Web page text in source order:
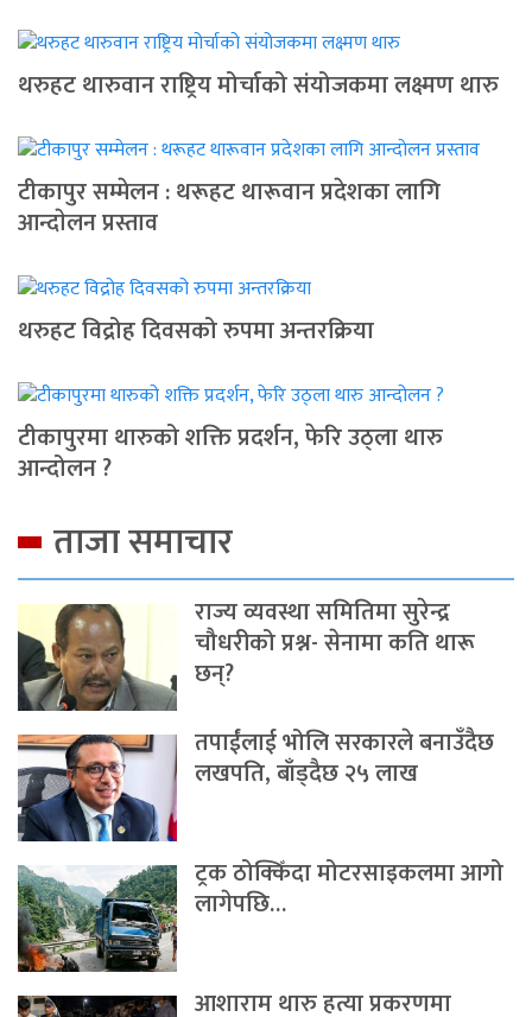
थरुहट थारुवान राष्ट्रिय मोर्चाको संयोजकमा लक्ष्मण थारु
टीकापुर सम्मेलन : थरूहट थारूवान प्रदेशका लागि
आन्दाेलन प्रस्ताव
थरुहट विद्रोह दिवसको रुपमा अन्तरक्रिया
टीकापुरमा थारुको शक्ति प्रदर्शन, फेरि उठ्ला थारु
आन्दोलन ?
ताजा समाचार
राज्य व्यवस्था समितिमा सुरेन्द्र
चौधरीको प्रश्न- सेनामा कति थारू
छन्?
तपाईंलाई भोलि सरकारले बनाउँदैछ
लखपति, बाँड्दैछ २५ लाख
ट्रक ठोक्किँदा मोटरसाइकलमा आगो
लागेपछि…
आशाराम थारु हत्या प्रकरणमा